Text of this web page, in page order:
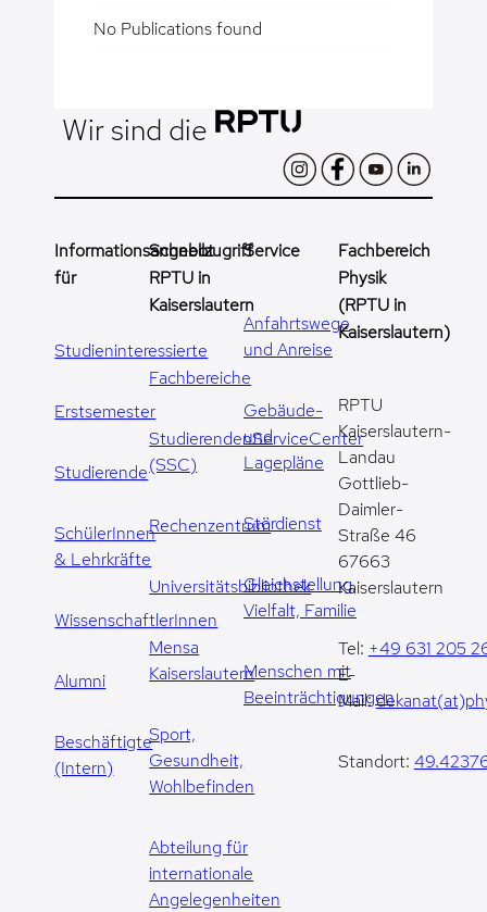
No Publications found
Wir sind die
Informationsangebot
für
Studieninteressierte
Erstsemester
Studierende
SchülerInnen
& Lehrkräfte
WissenschaftlerInnen
Alumni
Beschäftigte
(Intern)
Schnellzugriff
RPTU in
Kaiserslautern
Fachbereiche
StudierendenServiceCenter
(SSC)
Rechenzentrum
Universitätsbibliothek
Mensa
Kaiserslautern
Sport,
Gesundheit,
Wohlbefinden
Abteilung für
internationale
Angelegenheiten
Service
Anfahrtswege
und Anreise
Gebäude-
und
Lagepläne
Stördienst
Gleichstellung,
Vielfalt, Familie
Menschen mit
Beeinträchtigungen
Fachbereich
Physik
(RPTU in
Kaiserslautern)
RPTU
Kaiserslautern-
Landau
Gottlieb-
Daimler-
Straße 46
67663
Kaiserslautern
Tel: +49 631 205
E-
Mail:
Standort: